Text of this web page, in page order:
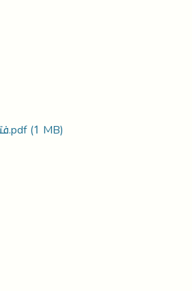
. فتيحة محمدأعمر لقيادة.pdf(1 MB)